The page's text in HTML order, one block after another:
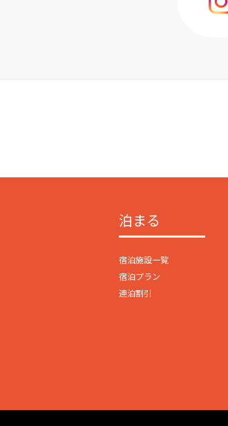
泊まる
宿泊施設一覧
宿泊プラン
連泊割引